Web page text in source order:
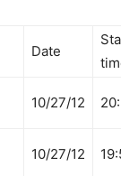
Date
10/27/12
10/27/12